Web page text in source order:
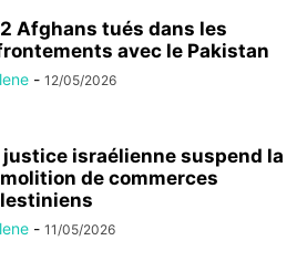
Afghans tués dans les
avec le Pakistan
- 12/05/2026
justice israélienne suspend la
de commerces
- 11/05/2026